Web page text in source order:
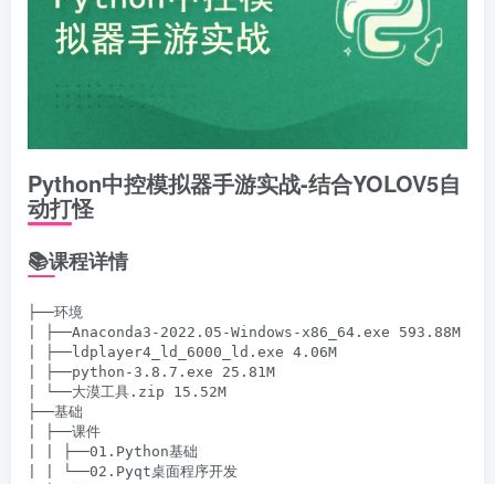
Python中控模拟器手游实战-结合YOLOV5自
动打怪
📚课程详情
├──环境
| ├──Anaconda3-2022.05-Windows-x86_64.exe 593.88M
| ├──ldplayer4_ld_6000_ld.exe 4.06M
| ├──python-3.8.7.exe 25.81M
| └──大漠工具.zip 15.52M
├──基础
| ├──课件
| | ├──01.Python基础
| | └──02.Pyqt桌面程序开发